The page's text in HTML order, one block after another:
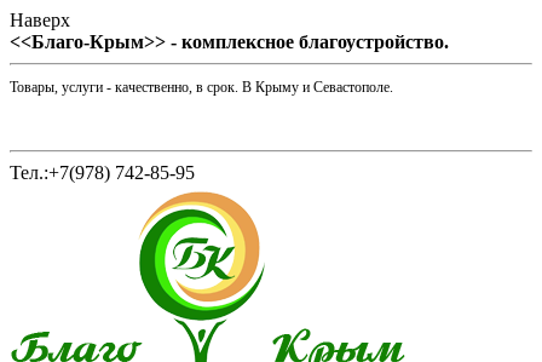
Наверх
<<Благо-Крым>> - комплексное благоустройство.
Товары, услуги - качественно, в срок. В Крыму и Севастополе.
Тел.:+7(978) 742-85-95